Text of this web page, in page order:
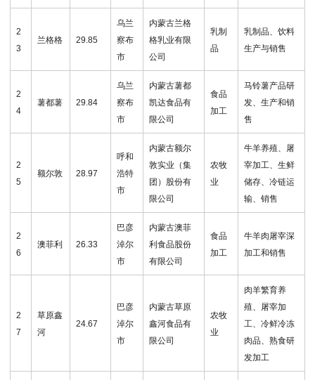
2
3
兰格格 29.85
乌兰
察布
市
内蒙古兰格
格乳业有限
公司
乳制
品
乳制品、饮料
生产与销售
2
4
薯都薯 29.84
乌兰
察布
市
内蒙古薯都
凯达食品有
限公司
食品
加工
马铃薯产品研
发、生产和销
售
2
5
额尔敦 28.97
呼和
浩特
市
内蒙古额尔
敦实业（集
团）股份有
限公司
农牧
业
牛羊养殖、屠
宰加工、生鲜
储存、冷链运
输、销售
2
6
澳菲利 26.33
巴彦
淖尔
市
内蒙古澳菲
利食品股份
有限公司
食品
加工
牛羊肉屠宰深
加工和销售
2
7
草原鑫
河
24.67
巴彦
淖尔
市
内蒙古草原
鑫河食品有
限公司
农牧
业
肉羊繁育养
殖、屠宰加
工、冷鲜冷冻
肉品、熟食研
发加工